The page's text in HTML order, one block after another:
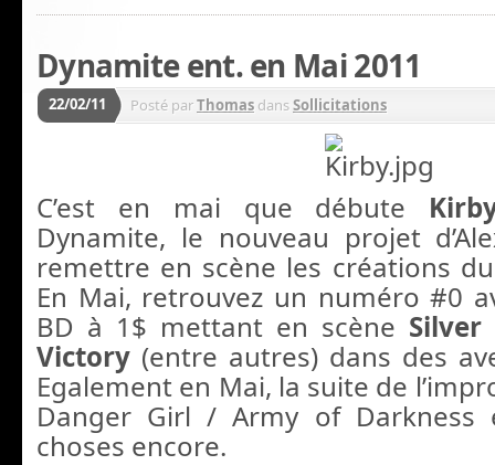
Dynamite ent. en Mai 2011
22/02/11 Posté parThomas dansSollicitations
C’est en mai que débute
Dynamite, le nouveau projet
remettre en scène les créations
En Mai, retrouvez un numéro #0
BD à 1$ mettant en scène Silver
Victory (entre autres) dans des
Egalement en Mai, la suite de
Danger Girl / Army of Darkness
choses encore.